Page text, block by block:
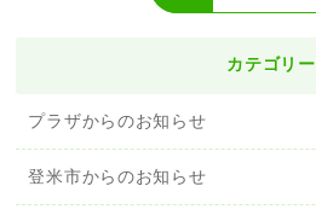
カテゴリー
プラザからのお知らせ
登米市からのお知らせ